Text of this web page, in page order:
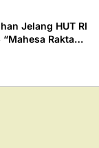
Jelang HUT RI
Rakta